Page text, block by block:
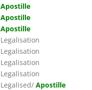
Apostille
Apostille
Apostille
Legalisation
Legalisation
Legalisation
Legalisation
Legalised/ Apostille